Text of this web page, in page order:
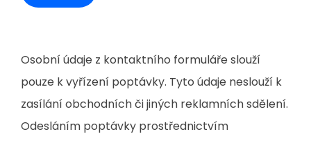
Osobní údaje z kontaktního formuláře slouží
pouze k vyřízení poptávky. Tyto údaje neslouží k
zasílání obchodních či jiných reklamních sdělení.
Odesláním poptávky prostřednictvím